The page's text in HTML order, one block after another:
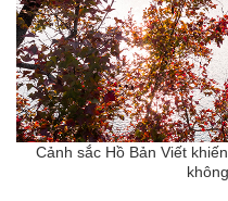
Cảnh sắc Hồ Bản Viết